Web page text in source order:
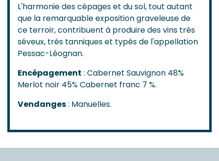
L'harmonie des cépages et du sol, tout autant
que la remarquable exposition graveleuse de
ce terroir, contribuent à produire des vins très
séveux, très tanniques et typés de l'appellation
Pessac-Léognan.
Encépagement : Cabernet Sauvignon 48%
Merlot noir 45% Cabernet franc 7 %.
Vendanges: Manuelles.